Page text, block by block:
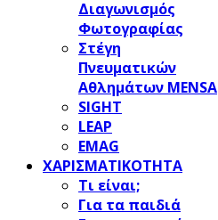
Διαγωνισμός
Φωτογραφίας
Στέγη
Πνευματικών
Αθλημάτων MENSA
SIGHT
LEAP
EMAG
ΧΑΡΙΣΜΑΤΙΚΟΤΗΤΑ
Τι είναι;
Για τα παιδιά